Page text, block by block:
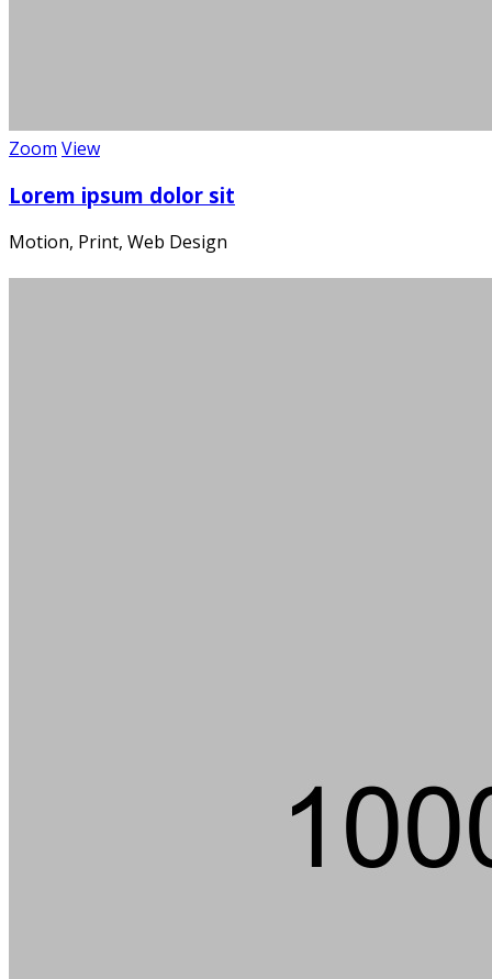
Zoom View
Lorem ipsum dolor sit
Motion, Print, Web Design